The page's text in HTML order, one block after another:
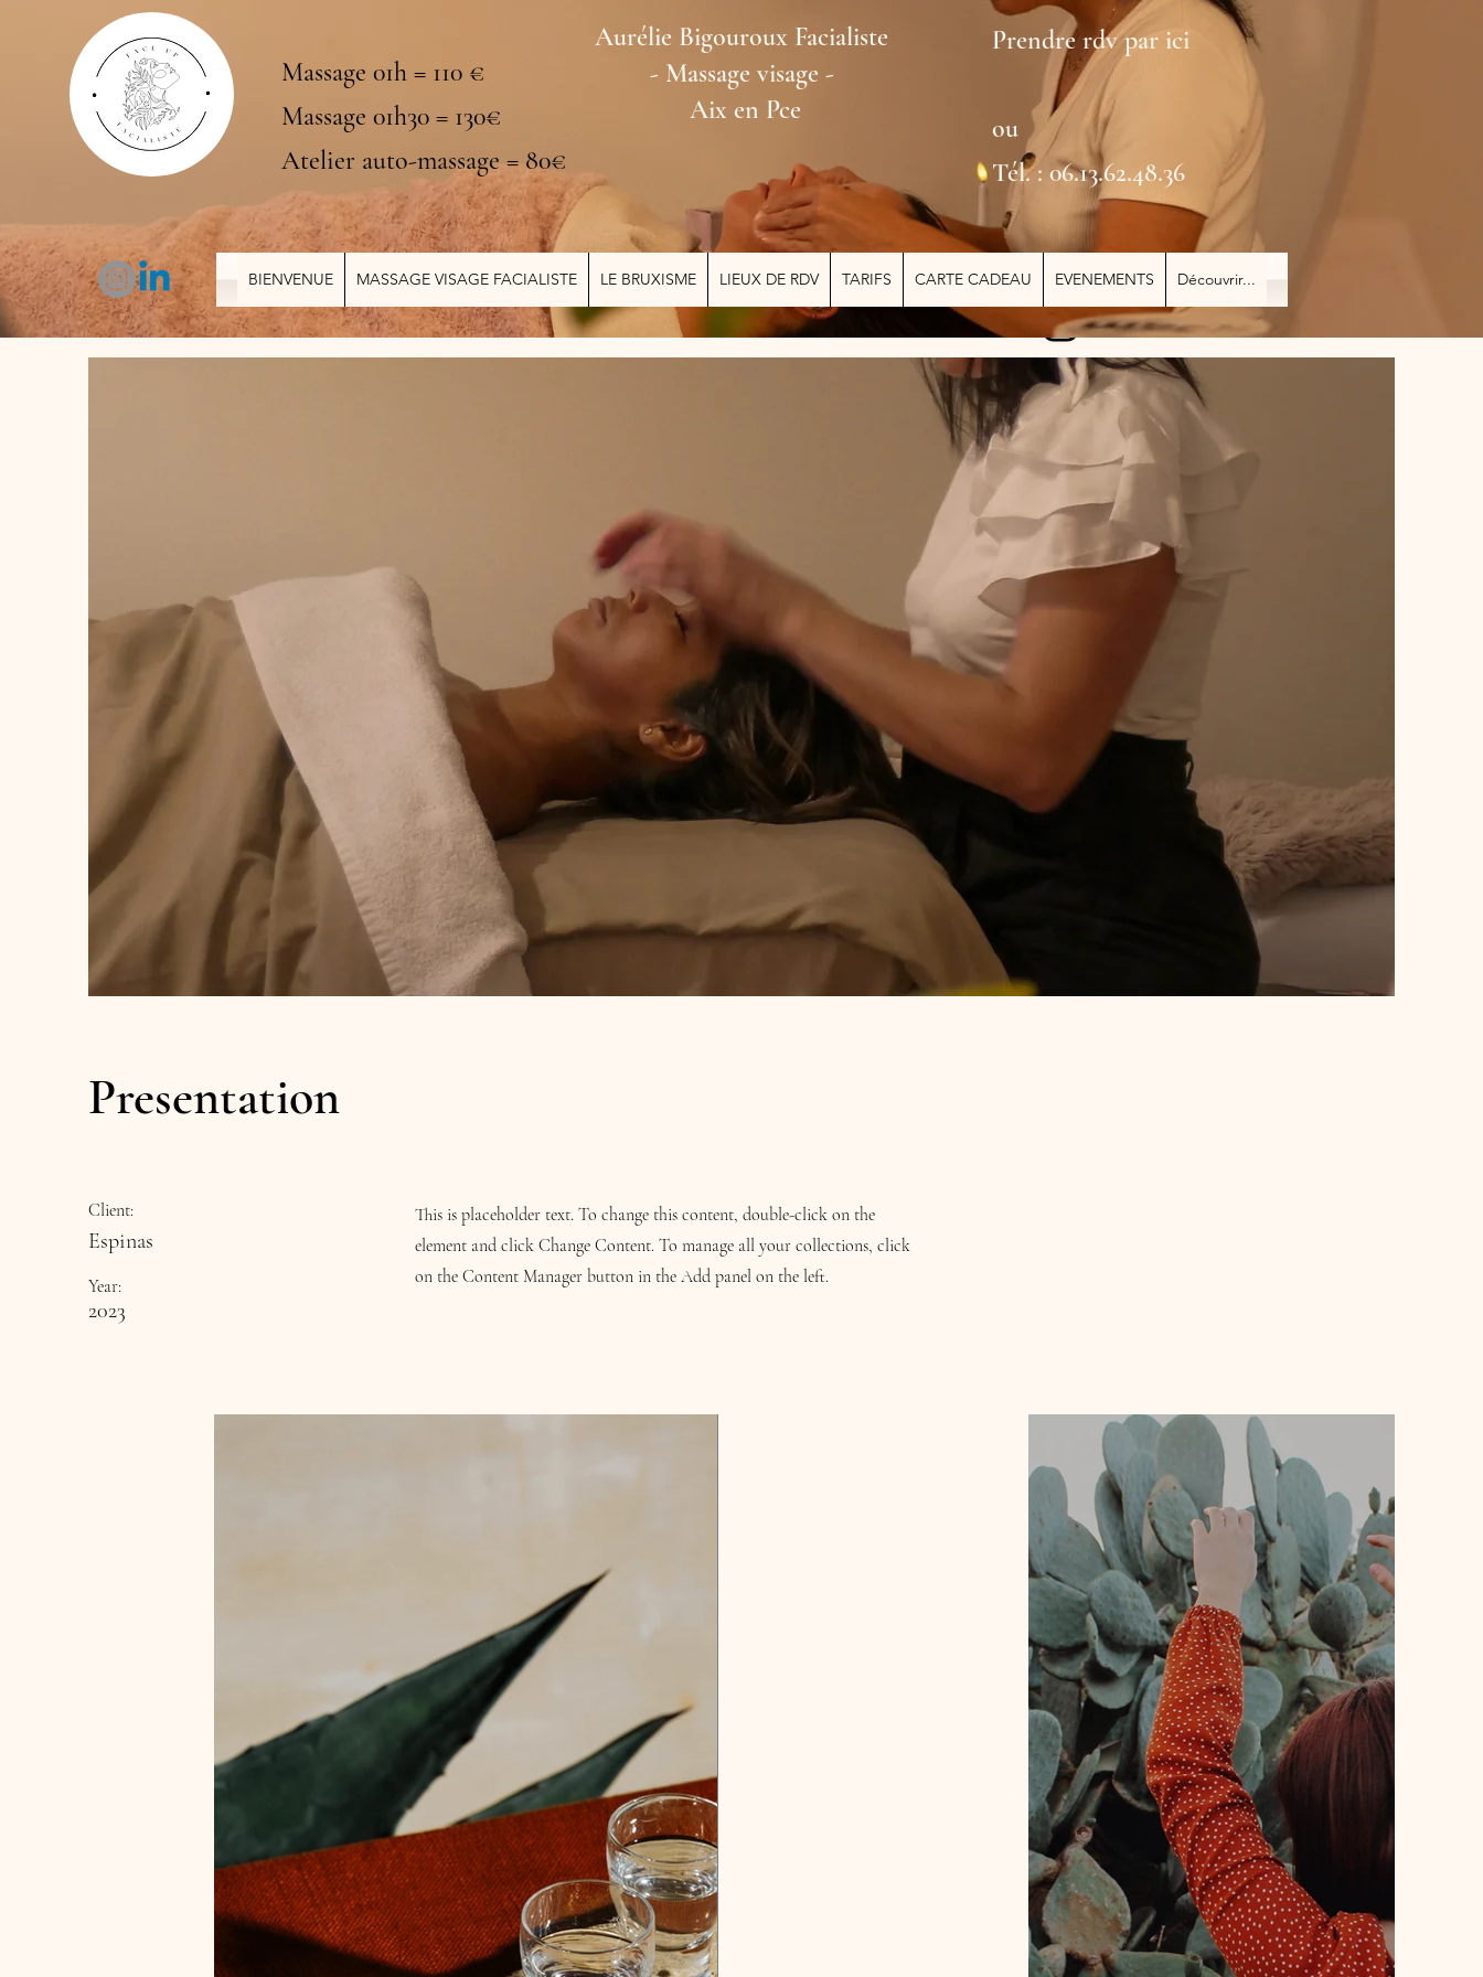
Aurélie Bigouroux Facialiste
- Massage visage -
Aix en Pce
Prendre rdv par ici
ou
Tél. : 06.13.62.48.36
Massage 01h = 110 €
Massage 01h30 = 130€
Atelier auto-massage = 80€
BIENVENUE MASSAGE VISAGE FACIALISTE LE BRUXISME LIEUX DE RDV TARIFS CARTE CADEAU EVENEMENTS Découvrir...
Presentation
Client:
Espinas
Year:
2023
This is placeholder text. To change this content, double-click on the
element and click Change Content. To manage all your collections, click
on the Content Manager button in the Add panel on the left.
Massages
Facialiste